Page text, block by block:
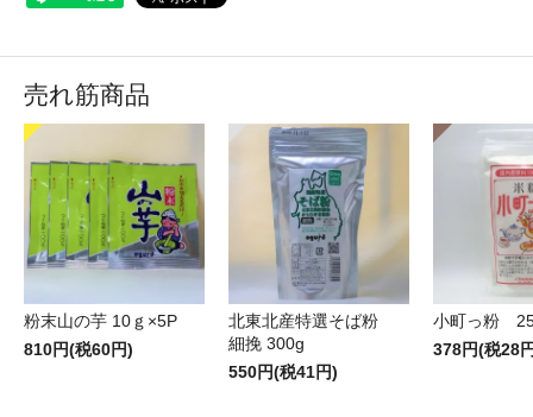
売れ筋商品
粉末山の芋 10ｇ×5P
810円(税60円)
北東北産特選そば粉
細挽 300g
550円(税41円)
小町っ粉
378円(税28